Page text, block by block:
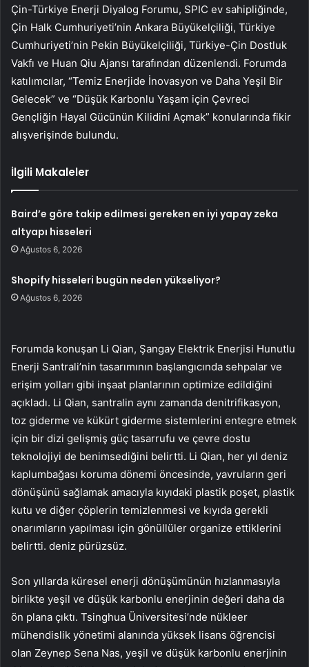
Çin-Türkiye Enerji Diyalog Forumu, SPIC ev sahipliğinde,
Çin Halk Cumhuriyeti’nin Ankara Büyükelçiliği, Türkiye
Cumhuriyeti’nin Pekin Büyükelçiliği, Türkiye-Çin Dostluk
Vakfı ve Huan Qiu Ajansı tarafından düzenlendi. Forumda
katılımcılar, “Temiz Enerjide İnovasyon ve Daha Yeşil Bir
Gelecek” ve “Düşük Karbonlu Yaşam için Çevreci
Gençliğin Hayal Gücünün Kilidini Açmak” konularında fikir
alışverişinde bulundu.
İlgili Makaleler
Baird’e göre takip edilmesi gereken en iyi yapay zeka
altyapı hisseleri
Ağustos 6, 2026
Shopify hisseleri bugün neden yükseliyor?
Ağustos 6, 2026
Forumda konuşan Li Qian, Şangay Elektrik Enerjisi Hunutlu
Enerji Santrali’nin tasarımının başlangıcında sehpalar ve
erişim yolları gibi inşaat planlarının optimize edildiğini
açıkladı. Li Qian, santralin aynı zamanda denitrifikasyon,
toz giderme ve kükürt giderme sistemlerini entegre etmek
için bir dizi gelişmiş güç tasarrufu ve çevre dostu
teknolojiyi de benimsediğini belirtti. Li Qian, her yıl deniz
kaplumbağası koruma dönemi öncesinde, yavruların geri
dönüşünü sağlamak amacıyla kıyıdaki plastik poşet, plastik
kutu ve diğer çöplerin temizlenmesi ve kıyıda gerekli
onarımların yapılması için gönüllüler organize ettiklerini
belirtti. deniz pürüzsüz.
Son yıllarda küresel enerji dönüşümünün hızlanmasıyla
birlikte yeşil ve düşük karbonlu enerjinin değeri daha da
ön plana çıktı. Tsinghua Üniversitesi’nde nükleer
mühendislik yönetimi alanında yüksek lisans öğrencisi
olan Zeynep Sena Nas, yeşil ve düşük karbonlu enerjinin